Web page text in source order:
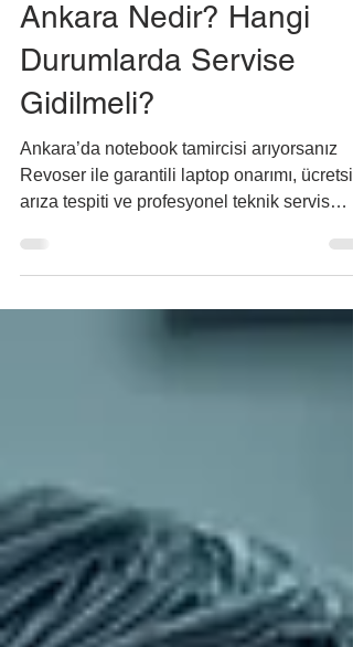
Notebook Tamircisi
Ankara Nedir? Hangi
Durumlarda Servise
Gidilmeli?
Revoser ile garantili laptop onarımı, ücretsiz
arıza tespiti ve profesyonel teknik servis
hizmeti alın.